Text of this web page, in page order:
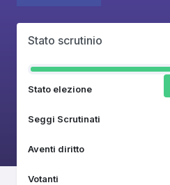
Stato scrutinio
Stato elezione
Seggi Scrutinati
Aventi diritto
Votanti